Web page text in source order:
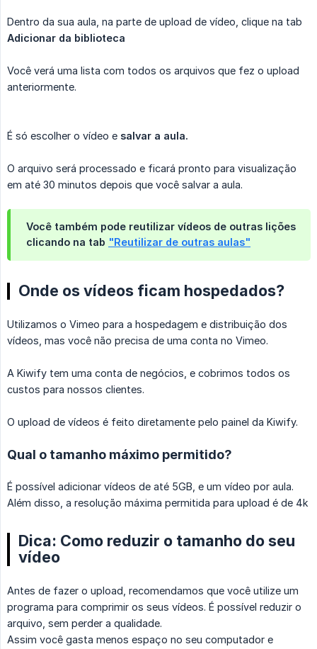
Dentro da sua aula, na parte de upload de vídeo, clique na tab
Adicionar da biblioteca
Você verá uma lista com todos os arquivos que fez o upload
anteriormente.
É só escolher o vídeo e salvar a aula.
O arquivo será processado e ficará pronto para visualização
em até 30 minutos depois que você salvar a aula.
Você também pode reutilizar vídeos de outras lições
clicando na tab "Reutilizar de outras aulas"
Onde os vídeos ficam hospedados?
Utilizamos o Vimeo para a hospedagem e distribuição dos
vídeos, mas você não precisa de uma conta no Vimeo.
A Kiwify tem uma conta de negócios, e cobrimos todos os
custos para nossos clientes.
O upload de vídeos é feito diretamente pelo painel da Kiwify.
Qual o tamanho máximo permitido?
É possível adicionar vídeos de até 5GB, e um vídeo por aula.
Além disso, a resolução máxima permitida para upload é de 4k
Dica: Como reduzir o tamanho do seu
vídeo
Antes de fazer o upload, recomendamos que você utilize um
programa para comprimir os seus vídeos. É possível reduzir o
arquivo, sem perder a qualidade.
Assim você gasta menos espaço no seu computador e